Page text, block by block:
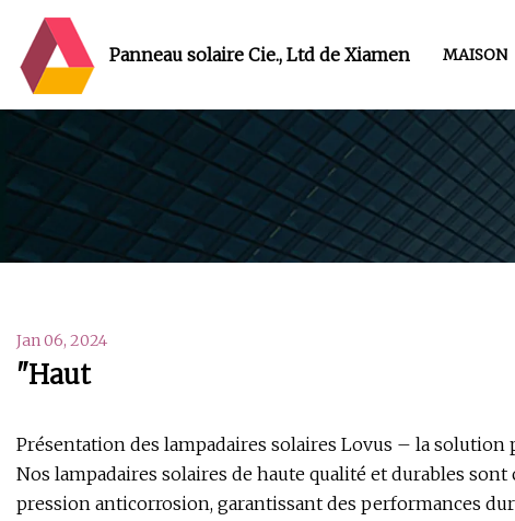
Panneau solaire Cie., Ltd de Xiamen MAISON
Jan 06, 2024
"Haut
Présentation des lampadaires solaires Lovus – la
Nos lampadaires solaires de haute qualité et durables
pression anticorrosion, garantissant des performances